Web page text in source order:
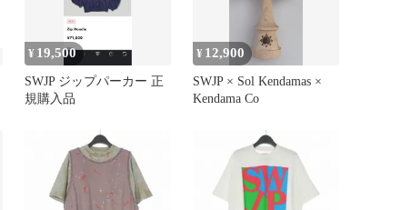
¥ 19,500
SWJP ジップパーカー 正
規購入品
¥ 12,900
SWJP × Sol Kendamas ×
Kendama Co